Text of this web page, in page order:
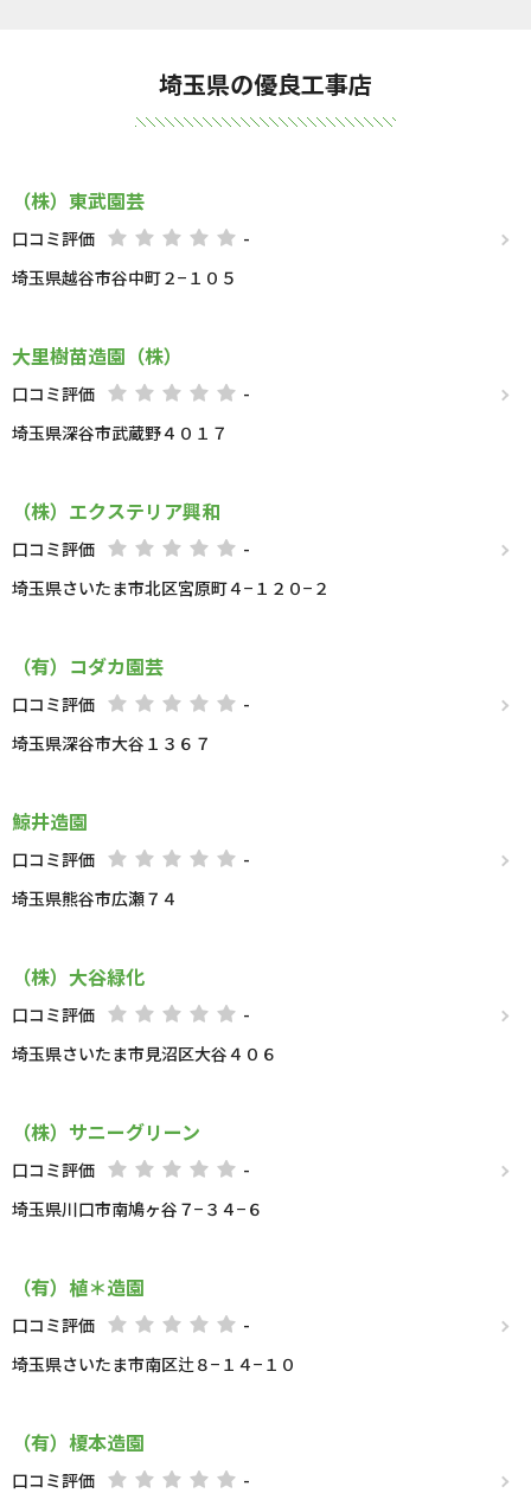
埼玉県の優良工事店
（株）東武園芸
口コミ評価
-
埼玉県越谷市谷中町２−１０５
大里樹苗造園（株）
口コミ評価
-
埼玉県深谷市武蔵野４０１７
（株）エクステリア興和
口コミ評価
-
埼玉県さいたま市北区宮原町４−１２０−２
（有）コダカ園芸
口コミ評価
-
埼玉県深谷市大谷１３６７
鯨井造園
口コミ評価
-
埼玉県熊谷市広瀬７４
（株）大谷緑化
口コミ評価
-
埼玉県さいたま市見沼区大谷４０６
（株）サニーグリーン
口コミ評価
-
埼玉県川口市南鳩ヶ谷７−３４−６
（有）植＊造園
口コミ評価
-
埼玉県さいたま市南区辻８−１４−１０
（有）榎本造園
口コミ評価
-